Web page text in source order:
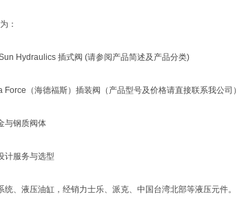
：
Hydraulics 插式阀 (请参阅产品简述及产品分类)
Force（海德福斯）插装阀（产品型号及价格请直接联系我公司）
与钢质阀体
计服务与选型
统、液压油缸，经销力士乐、派克、中国台湾北部等液压元件。